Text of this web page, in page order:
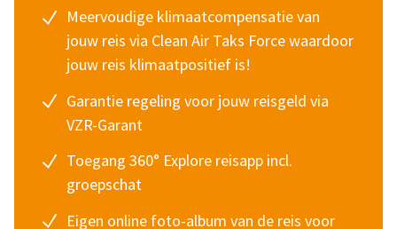
Meervoudige klimaatcompensatie van
jouw reis via Clean Air Taks Forcewaardoor
jouw reis klimaatpositief is!
Garantie regeling voor jouw reisgeld via
VZR-Garant
Toegang 360° Explore reisapp incl.
groepschat
Eigen online foto-album van de reis voor